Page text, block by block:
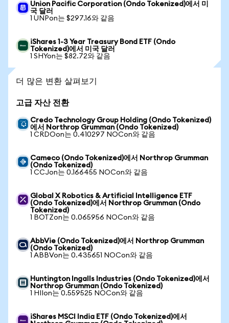
Union Pacific Corporation (Ondo Tokenized)에서 미
국 달러
1 UNPon는 $297.16와 같음
iShares 1-3 Year Treasury Bond ETF (Ondo
Tokenized)에서 미국 달러
1 SHYon는 $82.72와 같음
더 많은 변환 살펴보기
고급 자산 전환
Credo Technology Group Holding (Ondo Tokenized)
에서 Northrop Grumman (Ondo Tokenized)
1 CRDOon는 0.410297 NOCon와 같음
Cameco (Ondo Tokenized)에서 Northrop Grumman
(Ondo Tokenized)
1 CCJon는 0.166455 NOCon와 같음
Global X Robotics & Artificial Intelligence ETF
(Ondo Tokenized)에서 Northrop Grumman (Ondo
Tokenized)
1 BOTZon는 0.065956 NOCon와 같음
AbbVie (Ondo Tokenized)에서 Northrop Grumman
(Ondo Tokenized)
1 ABBVon는 0.435651 NOCon와 같음
Huntington Ingalls Industries (Ondo Tokenized)에서
Northrop Grumman (Ondo Tokenized)
1 HIIon는 0.559525 NOCon와 같음
iShares MSCI India ETF (Ondo Tokenized)에서